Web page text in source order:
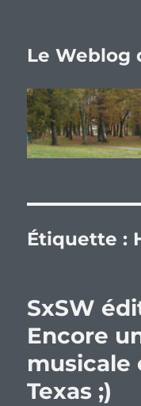
Le Weblog
Étiquette :
SxSW
Encore
musicale
Texas ;)